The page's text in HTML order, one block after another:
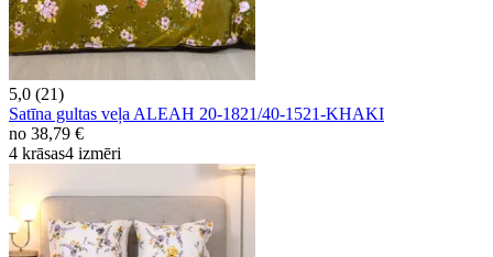
5,0 (21)
Satīna gultas veļa ALEAH 20-1821/40-1521-KHAKI
no 38,79 €
4 krāsas4 izmēri